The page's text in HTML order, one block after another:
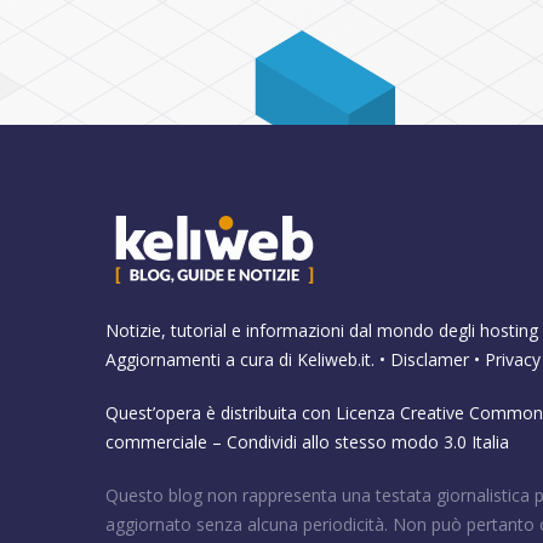
Notizie, tutorial e informazioni dal mondo degli hosting
Aggiornamenti a cura di Keliweb.it. • Disclamer •
Quest’opera è distribuita con Licenza Creative
commerciale – Condividi allo stesso modo 3.0 Italia
Questo blog non rappresenta una testata giornalistica
aggiornato senza alcuna periodicità. Non può pertanto